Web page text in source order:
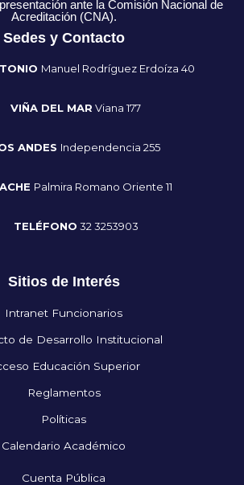
ante la Comisión Nacional de
Acreditación (CNA).
Sedes y Contacto
Manuel Rodríguez Erdoíza 40
VIÑA DEL MAR Viana 177
ANDES Independencia 255
Palmira Romano Oriente 11
TELÉFONO 32 3253903
Sitios de Interés
Intranet Funcionarios
de Desarrollo Institucional
Educación Superior
Reglamentos
Políticas
Calendario Académico
Cuenta Pública